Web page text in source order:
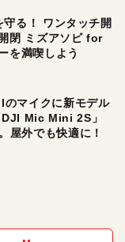
る！ ワンタッチ開
閉 ミズアソビ for
を満喫しよう
のマイクに新モデル
Mic Mini 2S」
屋外でも快適に！